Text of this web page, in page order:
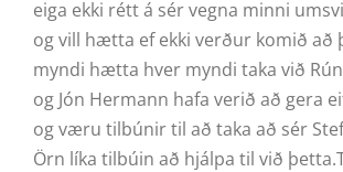
eiga ekki rétt á sér vegna minni
og vill hætta ef ekki verður komið að
myndi hætta hver myndi taka við
og Jón Hermann hafa verið að gera
og væru tilbúnir til að taka að sér
Örn líka tilbúin að hjálpa til við